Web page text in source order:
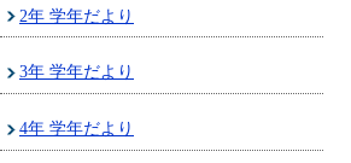
2年 学年だより
3年 学年だより
4年 学年だより